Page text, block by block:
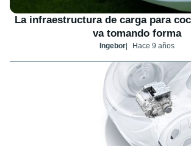
La infraestructura de carga para
va tomando forma
Ingebor Hace 9 años